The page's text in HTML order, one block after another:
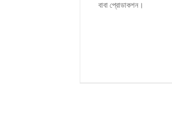
বাবা প্রোডাকশন।